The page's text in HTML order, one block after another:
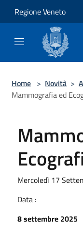
Regione Veneto
Home > Novità >
Mammografia ed
Mercoledì 17
Data :
8 settembre 2025